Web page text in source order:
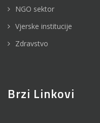
NGO sektor
Vjerske institucije
Zdravstvo
Brzi Linkovi